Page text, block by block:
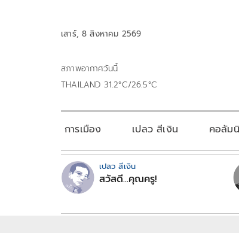
เสาร์, 8 สิงหาคม 2569
สภาพอากาศวันนี้
THAILAND 31.2°C/26.5°C
การเมือง เปลว สีเงิน คอลัม
เปลว สีเงิน
สวัสดี...คุณครู!